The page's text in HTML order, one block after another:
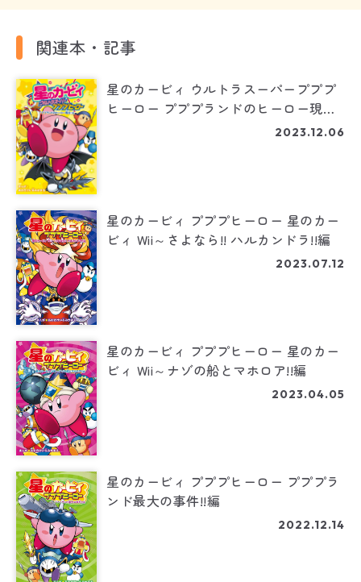
関連本・記事
星のカービィ ウルトラスーパープププ
ヒーロー プププランドのヒーロー現る!!
2023.12.06
星のカービィ プププヒーロー 星のカー
ビィ Wii～さよなら!! ハルカンドラ!!編
2023.07.12
星のカービィ プププヒーロー 星のカー
ビィ Wii～ナゾの船とマホロア!!編
2023.04.05
星のカービィ プププヒーロー プププラ
ンド最大の事件!!編
2022.12.14